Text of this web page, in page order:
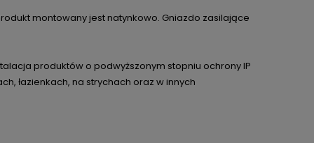
montowany jest natynkowo. Gniazdo zasilające
produktów o podwyższonym stopniu ochrony IP
łazienkach, na strychach oraz w innych